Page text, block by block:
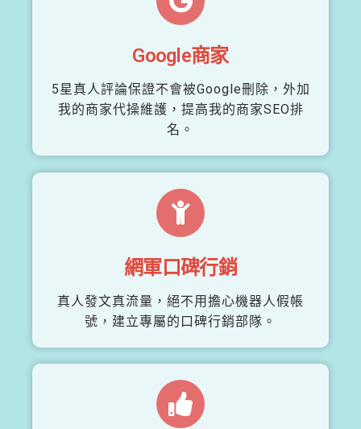
Google商家
5星真人評論保證不會被Google刪除，外加
我的商家代操維護，提高我的商家SEO排
名。
網軍口碑行銷
真人發文真流量，絕不用擔心機器人假帳
號，建立專屬的口碑行銷部隊。